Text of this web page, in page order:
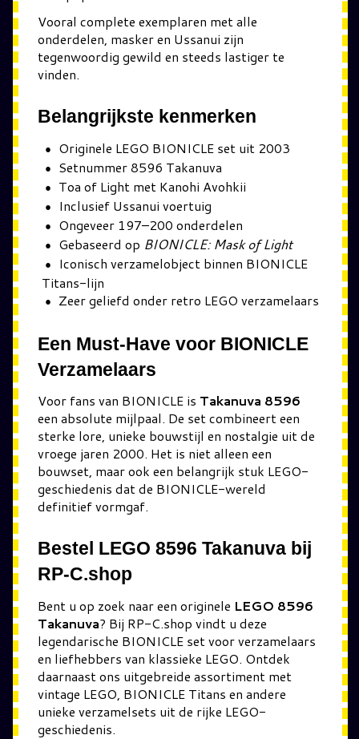
Vooral complete exemplaren met alle
onderdelen, masker en Ussanui zijn
tegenwoordig gewild en steeds lastiger te
vinden.
Belangrijkste kenmerken
Originele LEGO BIONICLE set uit 2003
Setnummer 8596 Takanuva
Toa of Light met Kanohi Avohkii
Inclusief Ussanui voertuig
Ongeveer 197–200 onderdelen
Gebaseerd op BIONICLE: Mask of Light
Iconisch verzamelobject binnen BIONICLE
Titans-lijn
Zeer geliefd onder retro LEGO verzamelaars
Een Must-Have voor BIONICLE
Verzamelaars
Voor fans van BIONICLE is Takanuva 8596
een absolute mijlpaal. De set combineert een
sterke lore, unieke bouwstijl en nostalgie uit de
vroege jaren 2000. Het is niet alleen een
bouwset, maar ook een belangrijk stuk LEGO-
geschiedenis dat de BIONICLE-wereld
definitief vormgaf.
Bestel LEGO 8596 Takanuva bij
RP-C.shop
Bent u op zoek naar een originele LEGO 8596
Takanuva? Bij RP-C.shop vindt u deze
legendarische BIONICLE set voor verzamelaars
en liefhebbers van klassieke LEGO. Ontdek
daarnaast ons uitgebreide assortiment met
vintage LEGO, BIONICLE Titans en andere
unieke verzamelsets uit de rijke LEGO-
geschiedenis.